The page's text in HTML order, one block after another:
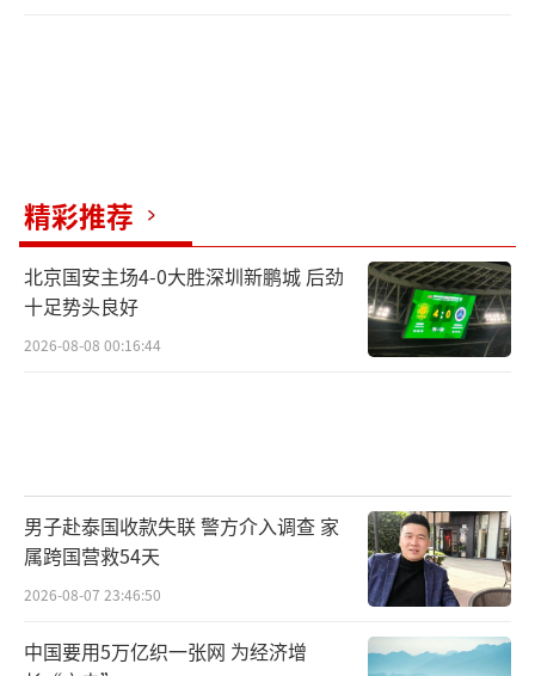
精彩推荐
北京国安主场4-0大胜深圳新鹏城 后劲
十足势头良好
2026-08-08 00:16:44
男子赴泰国收款失联 警方介入调查 家
属跨国营救54天
2026-08-07 23:46:50
中国要用5万亿织一张网 为经济增